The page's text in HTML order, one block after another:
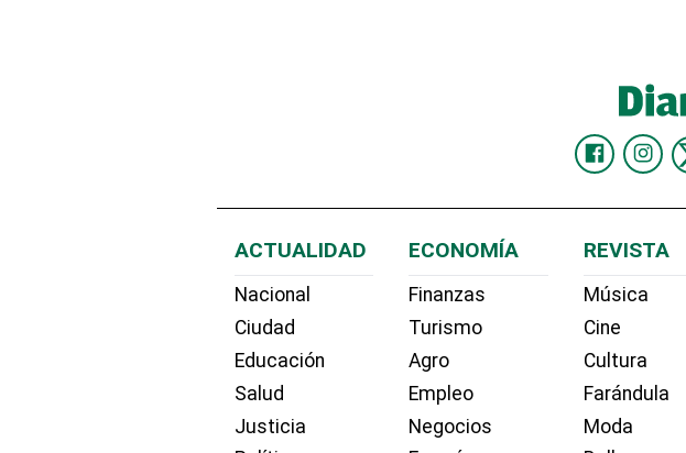
ACTUALIDAD
Nacional
Ciudad
Educación
Salud
Justicia
ECONOMÍA
Finanzas
Turismo
Agro
Empleo
Negocios
REVISTA
Música
Cine
Cultura
Farándula
Moda